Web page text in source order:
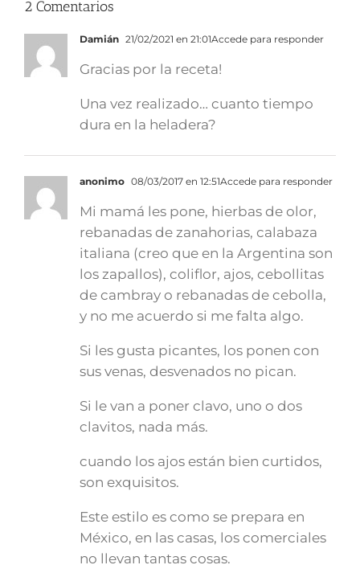
2 Comentarios
Damián 21/02/2021 en 21:01Accede para responder
Gracias por la receta!
Una vez realizado… cuanto tiempo
dura en la heladera?
anonimo 08/03/2017 en 12:51Accede para responder
Mi mamá les pone, hierbas de olor,
rebanadas de zanahorias, calabaza
italiana (creo que en la Argentina son
los zapallos), coliflor, ajos, cebollitas
de cambray o rebanadas de cebolla,
y no me acuerdo si me falta algo.
Si les gusta picantes, los ponen con
sus venas, desvenados no pican.
Si le van a poner clavo, uno o dos
clavitos, nada más.
cuando los ajos están bien curtidos,
son exquisitos.
Este estilo es como se prepara en
México, en las casas, los comerciales
no llevan tantas cosas.